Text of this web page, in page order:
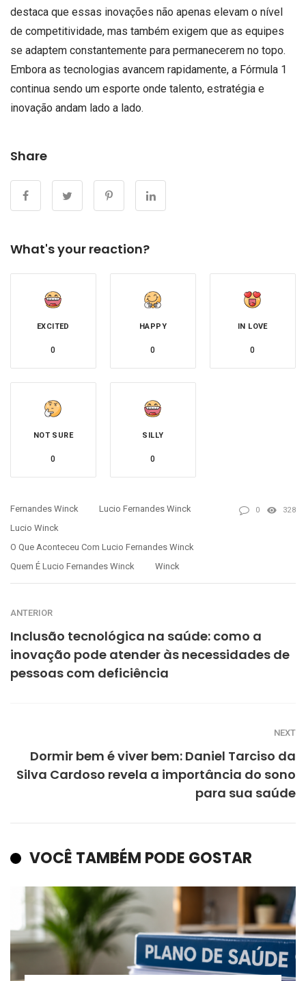
destaca que essas inovações não apenas elevam o nível
de competitividade, mas também exigem que as equipes
se adaptem constantemente para permanecerem no topo.
Embora as tecnologias avancem rapidamente, a Fórmula 1
continua sendo um esporte onde talento, estratégia e
inovação andam lado a lado.
Share
What's your reaction?
EXCITED
0
HAPPY
0
IN LOVE
0
NOT SURE
0
SILLY
0
Fernandes Winck
Lucio Fernandes Winck
Lucio Winck
O Que Aconteceu Com Lucio Fernandes Winck
Quem É Lucio Fernandes Winck
Winck
0 328
ANTERIOR
Inclusão tecnológica na saúde: como a
inovação pode atender às necessidades de
pessoas com deficiência
NEXT
Dormir bem é viver bem: Daniel Tarciso da
Silva Cardoso revela a importância do sono
para sua saúde
VOCÊ TAMBÉM PODE GOSTAR